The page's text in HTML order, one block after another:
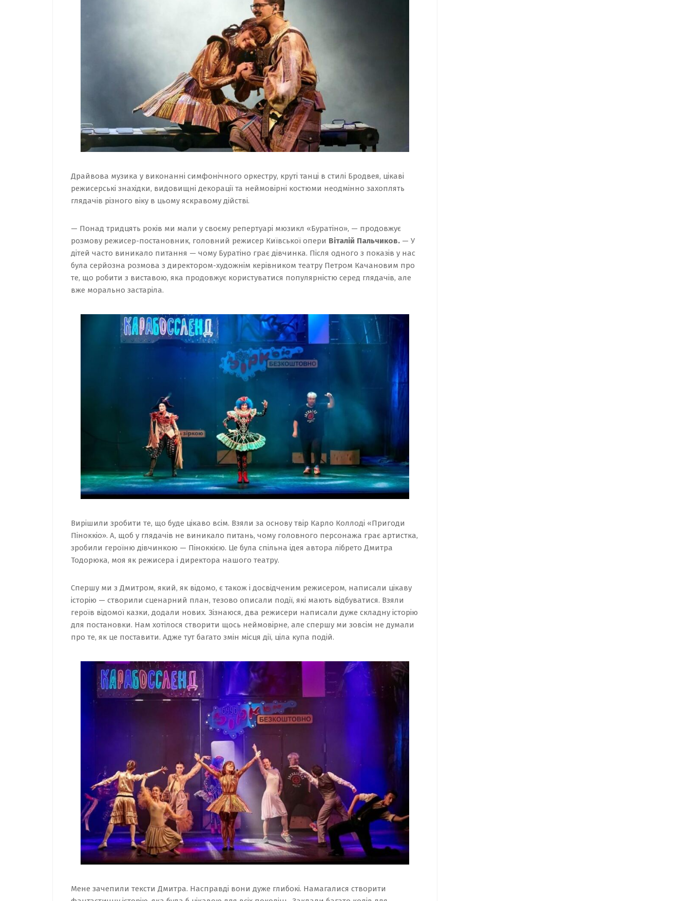
Драйвова музика у виконанні симфонічного оркестру, круті танці в стилі Бродвея, цікаві
режисерські знахідки, видовищні декорації та неймовірні костюми неодмінно захоплять
глядачів різного віку в цьому яскравому дійстві.
— Понад тридцять років ми мали у своєму репертуарі мюзикл «Буратіно», — продовжує
розмову режисер-постановник, головний режисер Київської опери Віталій Пальчиков. — У
дітей часто виникало питання — чому Буратіно грає дівчинка. Після одного з показів у нас
була серйозна розмова з директором-художнім керівником театру Петром Качановим про
те, що робити з виставою, яка продовжує користуватися популярністю серед глядачів, але
вже морально застаріла.
Вирішили зробити те, що буде цікаво всім. Взяли за основу твір Карло Коллоді «Пригоди
Піноккіо». А, щоб у глядачів не виникало питань, чому головного персонажа грає артистка,
зробили героїню дівчинкою — Піноккією. Це була спільна ідея автора лібрето Дмитра
Тодорюка, моя як режисера і директора нашого театру.
Спершу ми з Дмитром, який, як відомо, є також і досвідченим режисером, написали цікаву
історію — створили сценарний план, тезово описали події, які мають відбуватися. Взяли
героїв відомої казки, додали нових. Зізнаюся, два режисери написали дуже складну історію
для постановки. Нам хотілося створити щось неймовірне, але спершу ми зовсім не думали
про те, як це поставити. Адже тут багато змін місця дії, ціла купа подій.
Мене зачепили тексти Дмитра. Насправді вони дуже глибокі. Намагалися створити